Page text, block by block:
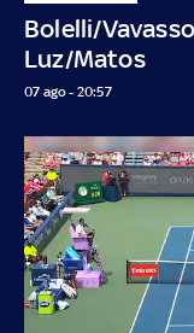
Bolelli/
Luz/Matos
07 ago - 20:57